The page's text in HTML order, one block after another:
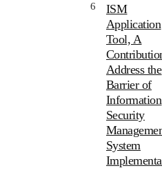
6
ISM
Application
Tool, A
Address the
Barrier of
Information
Security
System